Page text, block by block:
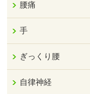
腰痛
手
ぎっくり腰
自律神経